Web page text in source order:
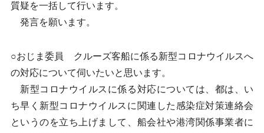
質疑を一括して行います。
発言を願います。
○おじま委員 クルーズ客船に係る新型コロナウイルスへ
の対応について伺いたいと思います。
新型コロナウイルスに係る対応については、都は、い
ち早く新型コロナウイルスに関連した感染症対策連絡会
というのを立ち上げまして、船会社や港湾関係事業者に